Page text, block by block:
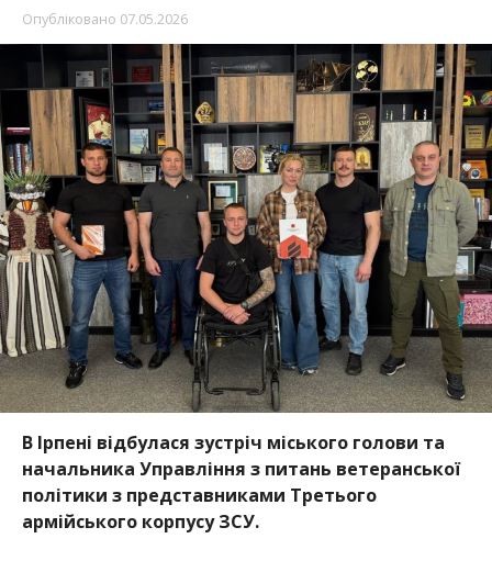
Опубліковано 07.05.2026
В Ірпені відбулася зустріч міського голови та
начальника Управління з питань ветеранської
політики з представниками Третього
армійського корпусу ЗСУ.